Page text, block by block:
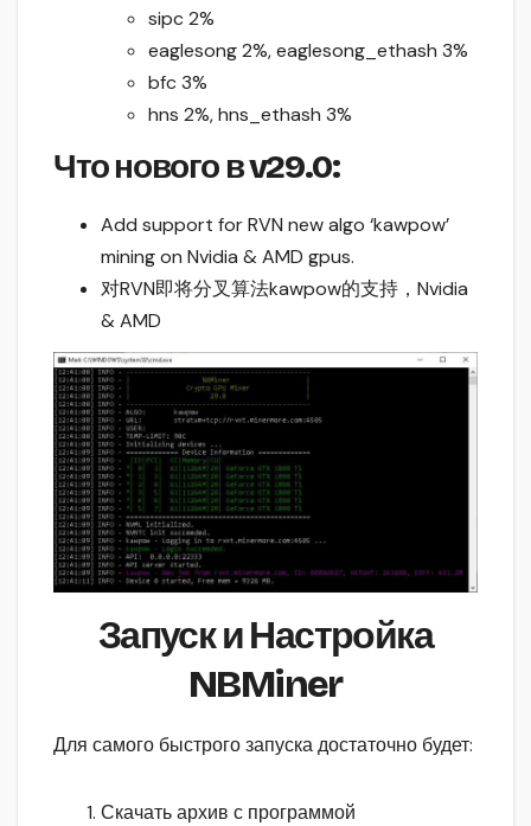
sipc 2%
eaglesong 2%, eaglesong_ethash 3%
bfc 3%
hns 2%, hns_ethash 3%
Что нового в v29.0:
Add support for RVN new algo ‘kawpow’
mining on Nvidia & AMD gpus.
对RVN即将分叉算法kawpow的支持，Nvidia
& AMD
Запуск и Настройка
NBMiner
Для самого быстрого запуска достаточно будет:
Скачать архив с программой